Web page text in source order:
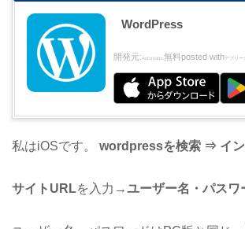
WordPress
開発元:Automattic無料posted withアプリー
私はiOSです。 wordpressを検索 ⇒ イ
サイトURLを入力→ユーザー名・パスワ